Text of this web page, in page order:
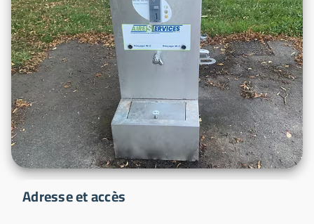
Adresse et accès